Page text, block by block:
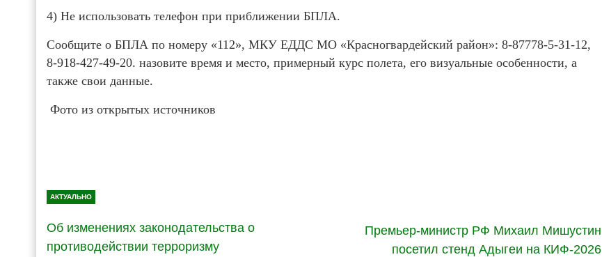
4) Не использовать телефон при приближении БПЛА.
Сообщите о БПЛА по номеру «112», МКУ ЕДДС МО «Красногвардейский район»: 8-87778-5-31-12,
8-918-427-49-20. назовите время и место, примерный курс полета, его визуальные особенности, а
также свои данные.
Фото из открытых источников
АКТУАЛЬНО
Об изменениях законодательства о
противодействии терроризму
Премьер-министр РФ Михаил Мишустин
посетил стенд Адыгеи на КИФ-2026